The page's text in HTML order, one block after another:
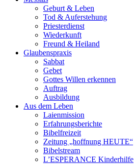
Geburt & Leben
Tod & Auferstehung
Priesterdienst
Wiederkunft
Freund & Heiland
Glaubenspraxis
Sabbat
Gebet
Gottes Willen erkennen
Auftrag
Ausbildung
Aus dem Leben
Laienmission
Erfahrungsberichte
Bibelfreizeit
Zeitung „hoffnung HEUTE“
Bibelstream
L’ESPERANCE Kinderhilfe